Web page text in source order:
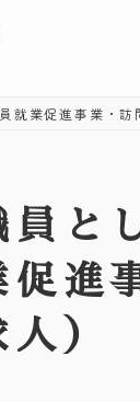
業促進事業・訪
と
促進
）